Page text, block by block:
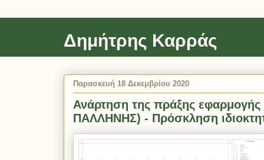
Δημήτρης Καρράς
Παρασκευή 18 Δεκεμβρίου 2020
Ανάρτηση της πράξης
ΠΑΛΛΗΝΗΣ) - Πρόσκληση